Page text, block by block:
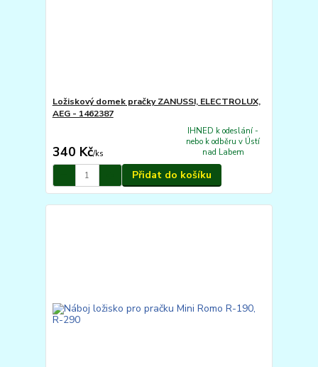
Ložiskový domek pračky ZANUSSI, ELECTROLUX,
AEG - 1462387
340 Kč/ks
IHNED k odeslání -
nebo k odběru v Ústí
nad Labem
Přidat do košíku